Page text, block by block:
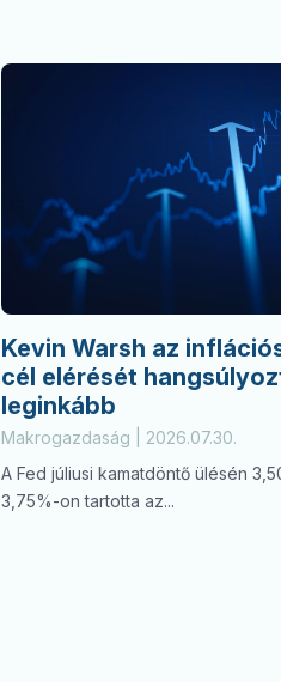
Kevin Warsh az
cél elérését
leginkább
Makrogazdaság | 2026.07.30.
A Fed júliusi kamatdöntő ülésén
3,75%-on tartotta az...